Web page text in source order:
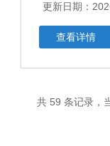
更新日期：
查看详情
共 59 条记录